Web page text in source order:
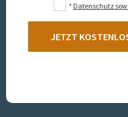
* Datenschutz
JETZT